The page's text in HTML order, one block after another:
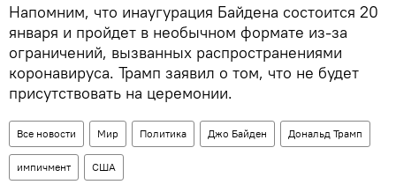
Напомним, что инаугурация Байдена состоится 20
января и пройдет в необычном формате из-за
ограничений, вызванных распространениями
коронавируса. Трамп заявил о том, что не будет
присутствовать на церемонии.
Все новости Мир Политика Джо Байден Дональд Трамп
импичмент США